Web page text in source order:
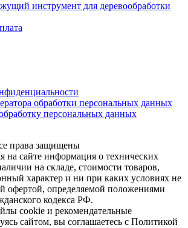
инструмент для деревообработки
обработки персональных данных
персональных данных
права защищены
на сайте информация о технических
на складе, стоимости товаров,
характер и ни при каких условиях не
офертой, определяемой положениями
кодекса РФ.
cookie и рекомендательные
сайтом, вы соглашаетесь с Политикой